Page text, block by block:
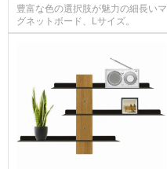
豊富な色の選択肢が魅力の細長いマ
グネットボード、Lサイズ。